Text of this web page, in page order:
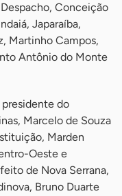
Conceição
Japaraíba,
Martinho Campos,
Antônio do Monte
do
Marcelo de Souza
Marden
Oeste e
de Nova Serrana,
Bruno Duarte